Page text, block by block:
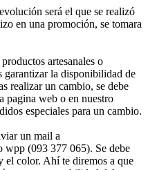
será el que se realizó
en una promoción, se tomara
artesanales o
garantizar la disponibilidad de
realizar un cambio, se debe
pagina web o en nuestro
especiales para un cambio.
un mail a
wpp (093 377 065). Se debe
el color. Ahí te diremos a que